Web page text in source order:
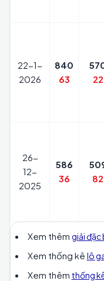
22-1-
2026
840
63
22
26-
12-
2025
586
36
82
Xem thêm giải đặc
Xem thống kê lô
Xem thêm thống